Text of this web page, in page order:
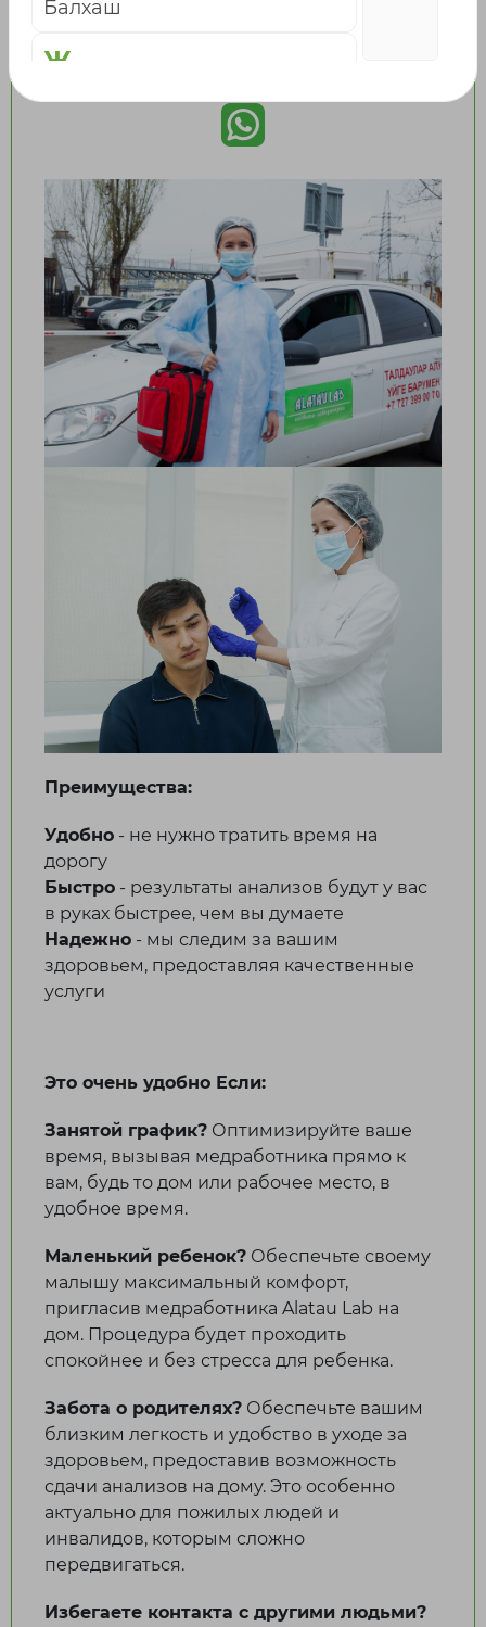
Преимущества:
Удобно - не нужно тратить время на
дорогу
Быстро - результаты анализов будут у вас
в руках быстрее, чем вы думаете
Надежно - мы следим за вашим
здоровьем, предоставляя качественные
услуги
Это очень удобно Если:
Занятой график? Оптимизируйте ваше
время, вызывая медработника прямо к
вам, будь то дом или рабочее место, в
удобное время.
Маленький ребенок? Обеспечьте своему
малышу максимальный комфорт,
пригласив медработника Alatau Lab на
дом. Процедура будет проходить
спокойнее и без стресса для ребенка.
Забота о родителях? Обеспечьте вашим
близким легкость и удобство в уходе за
здоровьем, предоставив возможность
сдачи анализов на дому. Это особенно
актуально для пожилых людей и
инвалидов, которым сложно
передвигаться.
Избегаете контакта с другими людьми?
Балхаш
Ж
К
Караганда
Каскелен
Кокшетау
Кордай
Костанай
Кызылорда
Л
Павлодар
Петропавловск
Рудный
С
Сатпаев
Т
Талдыкорган
Тараз
Темиртау
У
Уральск
Ч
Ш
Шахтинск
Шымкент